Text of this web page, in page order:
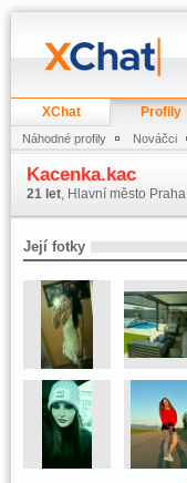
XChat Profily
Náhodné profily Nováčci
Kacenka.kac
21 let, Hlavní město Praha
Její fotky